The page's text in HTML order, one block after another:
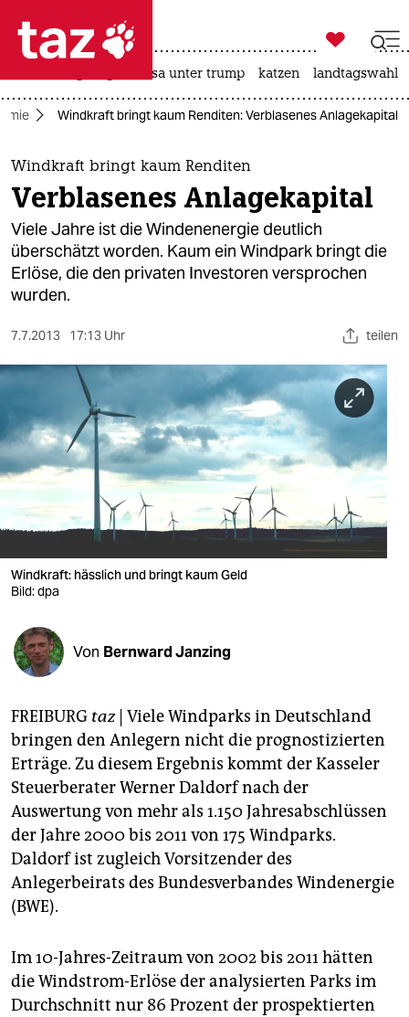
 taz zahl ich
taz zahl ich
themen
politik
öko
gesellschaft
kultur
sport
berlin
nord
wahrheit
verlag
verlag
shop
fragen & hilfe
unterstützen
abo
genossenschaft
epaper login

taz zahl ich
usa unter trump katzen landtagswahl
Windkraft bringt kaum Renditen: Verblasenes Anlagekapital
Windkraft bringt kaum Renditen
Verblasenes Anlagekapital
Viele Jahre ist die Windenenergie deutlich
überschätzt worden. Kaum ein Windpark bringt die
Erlöse, die den privaten Investoren versprochen
wurden.
7.7.2013 17:13 Uhr teilen
Windkraft: hässlich und bringt kaum Geld
Bild: dpa
Von Bernward Janzing
FREIBURG taz | Viele Windparks in Deutschland
bringen den Anlegern nicht die prognostizierten
Erträge. Zu diesem Ergebnis kommt der Kasseler
Steuerberater Werner Daldorf nach der
Auswertung von mehr als 1.150 Jahresabschlüssen
der Jahre 2000 bis 2011 von 175 Windparks.
Daldorf ist zugleich Vorsitzender des
Anlegerbeirats des Bundesverbandes Windenergie
(BWE).
Im 10-Jahres-Zeitraum von 2002 bis 2011 hätten
die Windstrom-Erlöse der analysierten Parks im
Durchschnitt nur 86 Prozent der prospektierten